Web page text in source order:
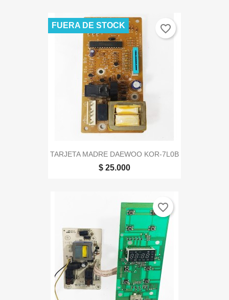
TARJETA MADRE DAEWOO KOR-7L0B
$ 25.000
FUERA DE STOCK favorite_border
favorite_border